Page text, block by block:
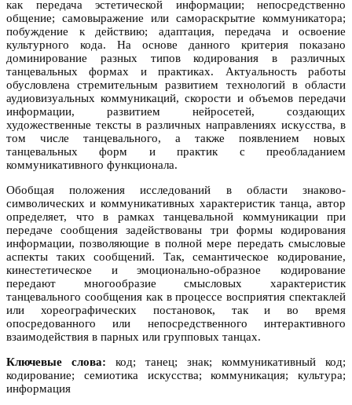
как передача эстетической информации; непосредственно
общение; самовыражение или самораскрытие коммуникатора;
побуждение к действию; адаптация, передача и освоение
культурного кода. На основе данного критерия показано
доминирование разных типов кодирования в различных
танцевальных формах и практиках. Актуальность работы
обусловлена стремительным развитием технологий в области
аудиовизуальных коммуникаций, скорости и объемов передачи
информации, развитием нейросетей, создающих
художественные тексты в различных направлениях искусства, в
том числе танцевального, а также появлением новых
танцевальных форм и практик с преобладанием
коммуникативного функционала.
Обобщая положения исследований в области знаково-
символических и коммуникативных характеристик танца, автор
определяет, что в рамках танцевальной коммуникации при
передаче сообщения задействованы три формы кодирования
информации, позволяющие в полной мере передать смысловые
аспекты таких сообщений. Так, семантическое кодирование,
кинестетическое и эмоционально-образное кодирование
передают многообразие смысловых характеристик
танцевального сообщения как в процессе восприятия спектаклей
или хореографических постановок, так и во время
опосредованного или непосредственного интерактивного
взаимодействия в парных или групповых танцах.
Ключевые слова: код; танец; знак; коммуникативный код;
кодирование; семиотика искусства; коммуникация; культура;
информация